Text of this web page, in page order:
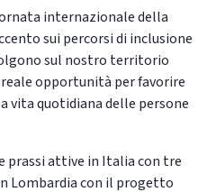
internazionale della
sui percorsi di inclusione
sul nostro territorio
opportunità per favorire
vita quotidiana delle persone
prassi attive in Italia con tre
Lombardia con il progetto